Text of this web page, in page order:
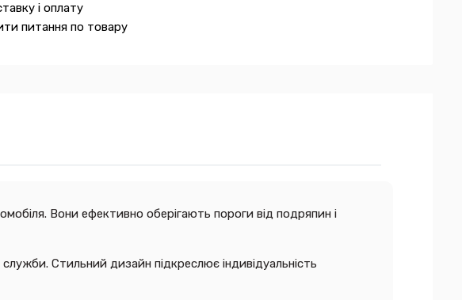
і оплату
питання по товару
Вони ефективно оберігають пороги від подряпин і
Стильний дизайн підкреслює індивідуальність